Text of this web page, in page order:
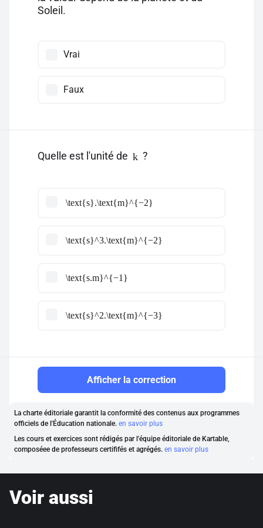
Soleil.
Vrai
Faux
Quelle est l'unité de k ?
\text{s}.\text{m}^{−2}
\text{s}^3.\text{m}^{−2}
\text{s.m}^{−1}
\text{s}^2.\text{m}^{−3}
Afficher la correction
La charte éditoriale garantit la conformité des contenus aux programmes
officiels de l'Éducation nationale. en savoir plus
Les cours et exercices sont rédigés par l'équipe éditoriale de Kartable,
composéee de professeurs certififés et agrégés. en savoir plus
Voir aussi